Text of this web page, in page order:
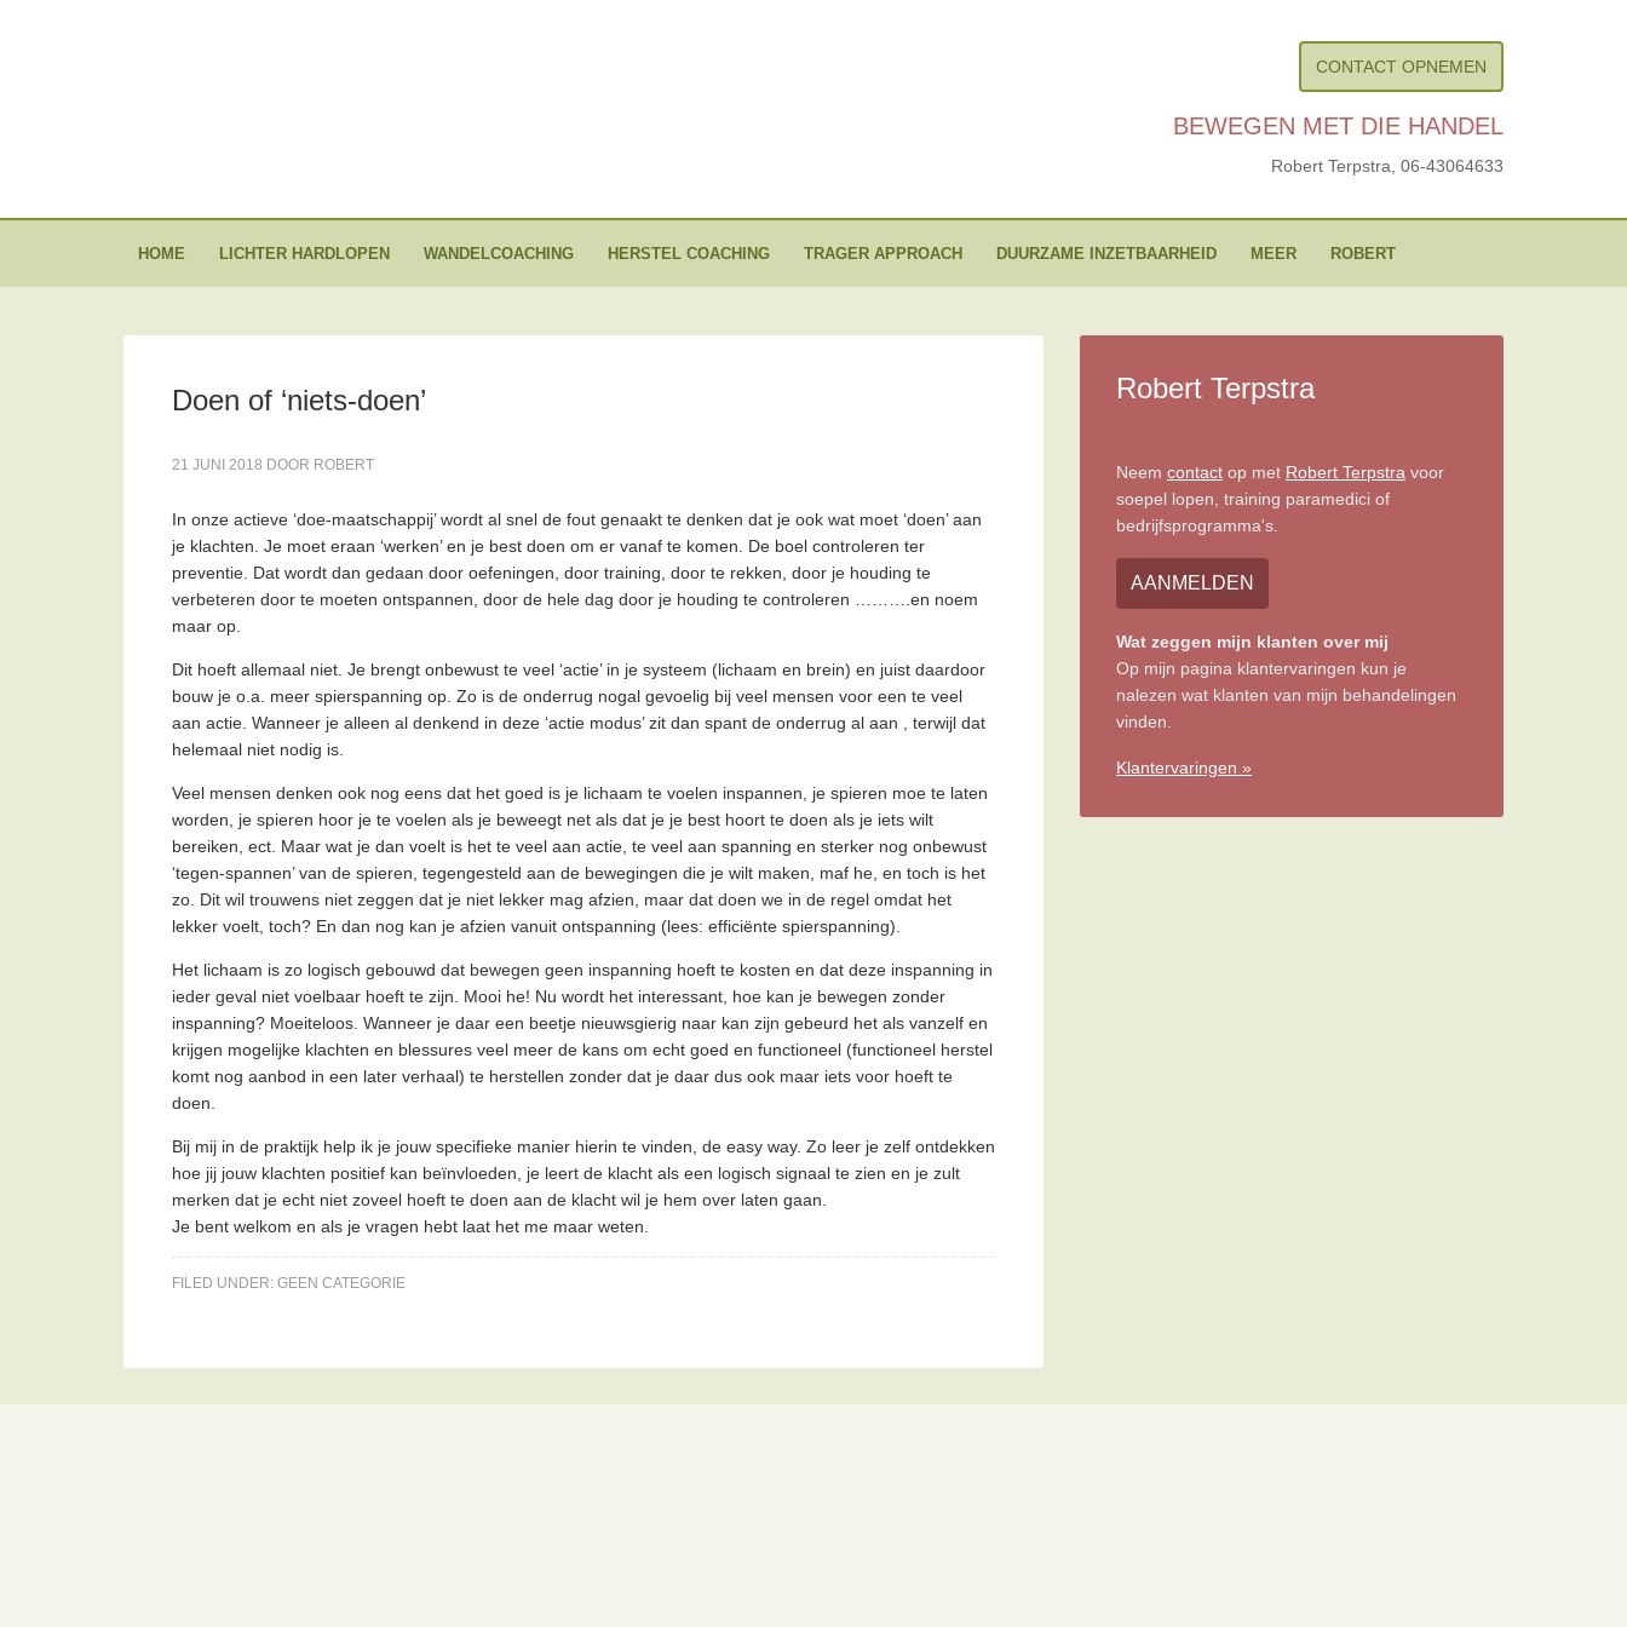
CONTACT OPNEMEN
BEWEGEN MET DIE HANDEL
Robert Terpstra, 06-43064633
HOME LICHTER HARDLOPEN WANDELCOACHING HERSTEL COACHING TRAGER APPROACH DUURZAME INZETBAARHEID MEER ROBERT
Doen of ‘niets-doen’
21 JUNI 2018 DOOR ROBERT
In onze actieve ‘doe-maatschappij’ wordt al snel de fout genaakt te denken dat je ook wat moet ‘doen’ aan
je klachten. Je moet eraan ‘werken’ en je best doen om er vanaf te komen. De boel controleren ter
preventie. Dat wordt dan gedaan door oefeningen, door training, door te rekken, door je houding te
verbeteren door te moeten ontspannen, door de hele dag door je houding te controleren ……….en noem
maar op.
Dit hoeft allemaal niet. Je brengt onbewust te veel ‘actie’ in je systeem (lichaam en brein) en juist daardoor
bouw je o.a. meer spierspanning op. Zo is de onderrug nogal gevoelig bij veel mensen voor een te veel
aan actie. Wanneer je alleen al denkend in deze ‘actie modus’ zit dan spant de onderrug al aan , terwijl dat
helemaal niet nodig is.
Veel mensen denken ook nog eens dat het goed is je lichaam te voelen inspannen, je spieren moe te laten
worden, je spieren hoor je te voelen als je beweegt net als dat je je best hoort te doen als je iets wilt
bereiken, ect. Maar wat je dan voelt is het te veel aan actie, te veel aan spanning en sterker nog onbewust
‘tegen-spannen’ van de spieren, tegengesteld aan de bewegingen die je wilt maken, maf he, en toch is het
zo. Dit wil trouwens niet zeggen dat je niet lekker mag afzien, maar dat doen we in de regel omdat het
lekker voelt, toch? En dan nog kan je afzien vanuit ontspanning (lees: efficiënte spierspanning).
Het lichaam is zo logisch gebouwd dat bewegen geen inspanning hoeft te kosten en dat deze inspanning in
ieder geval niet voelbaar hoeft te zijn. Mooi he! Nu wordt het interessant, hoe kan je bewegen zonder
inspanning? Moeiteloos. Wanneer je daar een beetje nieuwsgierig naar kan zijn gebeurd het als vanzelf en
krijgen mogelijke klachten en blessures veel meer de kans om echt goed en functioneel (functioneel herstel
komt nog aanbod in een later verhaal) te herstellen zonder dat je daar dus ook maar iets voor hoeft te
doen.
Bij mij in de praktijk help ik je jouw specifieke manier hierin te vinden, de easy way. Zo leer je zelf ontdekken
hoe jij jouw klachten positief kan beïnvloeden, je leert de klacht als een logisch signaal te zien en je zult
merken dat je echt niet zoveel hoeft te doen aan de klacht wil je hem over laten gaan.
Je bent welkom en als je vragen hebt laat het me maar weten.
FILED UNDER: GEEN CATEGORIE
Robert Terpstra
Neem contact op met Robert Terpstra voor
soepel lopen, training paramedici of
bedrijfsprogramma's.
AANMELDEN
Wat zeggen mijn klanten over mij
Op mijn pagina klantervaringen kun je
nalezen wat klanten van mijn behandelingen
vinden.
Klantervaringen »